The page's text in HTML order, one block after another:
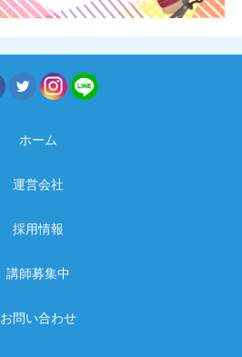
ホーム
運営会社
採用情報
講師募集中
お問い合わせ